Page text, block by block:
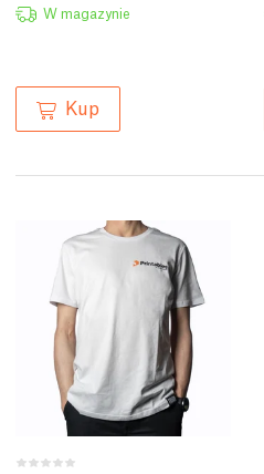
W magazynie
Kup